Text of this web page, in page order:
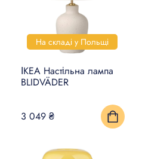
На складі у Польщі
ІКЕА Настільна лампа
BLIDVÄDER
3 049 ₴